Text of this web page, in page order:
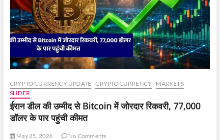
CRYPTO CURRENCY UPDATE CRYPTOCURRENCY
MARKETS
SLIDER
ईरान डील की उम्मीद से Bitcoin में जोरदार रिकवरी, 77,000
डॉलर के पार पहुंची कीमत
May 25, 2026 No Comments